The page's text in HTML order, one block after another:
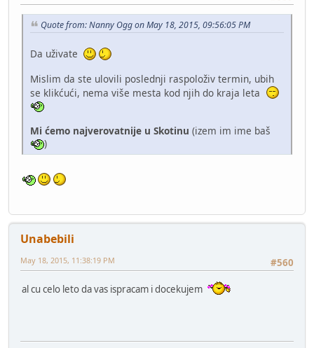
Quote from: Nanny Ogg on May 18, 2015, 09:56:05 PM
Da uživate
Mislim da ste ulovili poslednji raspoloživ termin, ubih
se klikćući, nema više mesta kod njih do kraja leta
Mi ćemo najverovatnije u Skotinu (izem im ime baš
)
Unabebili
#560
May 18, 2015, 11:38:19 PM
al cu celo leto da vas ispracam i docekujem